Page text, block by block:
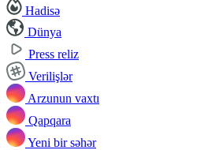
Hadisə
Dünya
Press reliz
Verilişlər
Arzunun vaxtı
Qapqara
Yeni bir səhər